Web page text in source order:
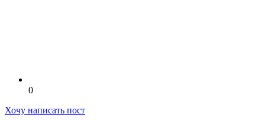
0
Хочу написать пост